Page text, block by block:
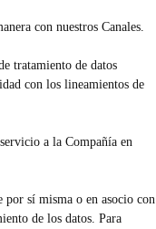
con nuestros Canales.
tratamiento de datos
con los lineamientos de
a la Compañía en
sí misma o en asocio con
de los datos. Para